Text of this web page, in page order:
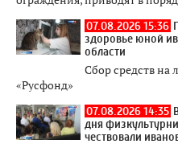
07.08.2026 15:36
здоровье юной
области
Сбор средств на
«Русфонд»
07.08.2026 14:35
дня
чествовали